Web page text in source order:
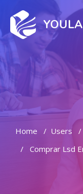
Home Users
Comprar Lsd